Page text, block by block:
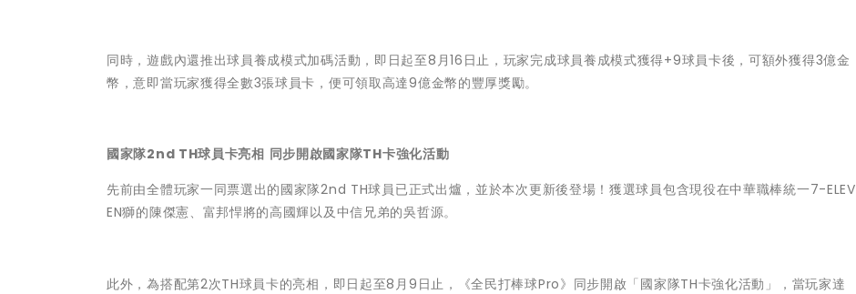
同時，遊戲內還推出球員養成模式加碼活動，即日起至8月16日止，玩家完成球員養成模式獲得+9球員卡後，可額外獲得3億金
幣，意即當玩家獲得全數3張球員卡，便可領取高達9億金幣的豐厚獎勵。
國家隊2nd TH球員卡亮相 同步開啟國家隊TH卡強化活動
先前由全體玩家一同票選出的國家隊2nd TH球員已正式出爐，並於本次更新後登場！獲選球員包含現役在中華職棒統一7-ELEV
EN獅的陳傑憲、富邦悍將的高國輝以及中信兄弟的吳哲源。
此外，為搭配第2次TH球員卡的亮相，即日起至8月9日止，《全民打棒球Pro》同步開啟「國家隊TH卡強化活動」，當玩家達